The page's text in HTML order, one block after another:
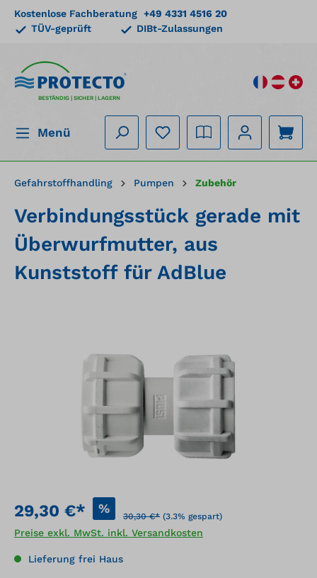
springen
Kostenlose Fachberatung +49 4331 4516 20
TÜV-geprüft
DIBt-Zulassungen
BESTÄNDIG | SICHER | LAGERN
Menü
Gefahrstoffhandling Pumpen Zubehör
Verbindungsstück gerade mit
Überwurfmutter, aus
Kunststoff für AdBlue
29,30 €* %
30,30 €* (3.3% gespart)
Preise exkl. MwSt. inkl. Versandkosten
Lieferung frei Haus